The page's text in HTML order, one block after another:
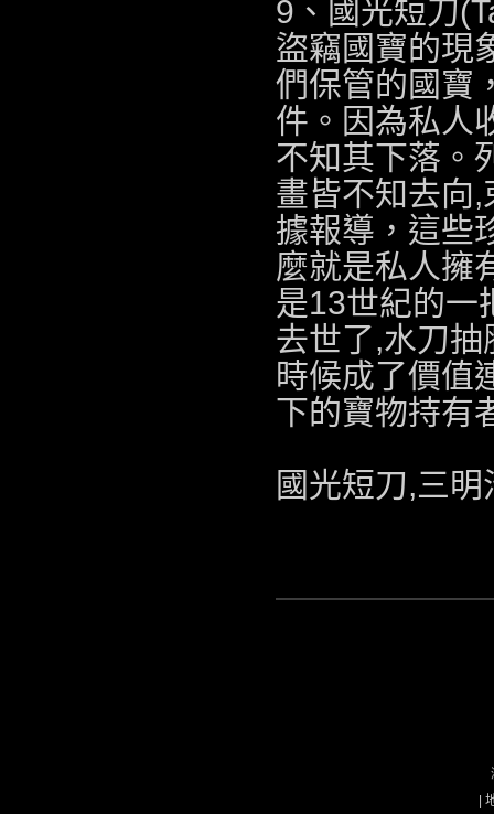
9、國光短刀
盜竊國寶的現
們保管的國寶
件。因為私人
不知其下落。
畫皆不知去向,
據報導，這些
麼就是私人擁
是13世紀的一
去世了,水刀抽
時候成了價值
下的寶物持有
國光短刀,三明
|